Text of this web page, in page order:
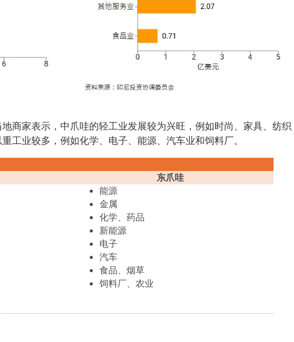
商家表示，中爪哇的轻工业发展较为兴旺，例如时尚、家具、纺织
工业较多，例如化学、电子、能源、汽车业和饲料厂。
东爪哇
能源
金属
化学、药品
新能源
电子
汽车
食品、烟草
饲料厂、农业